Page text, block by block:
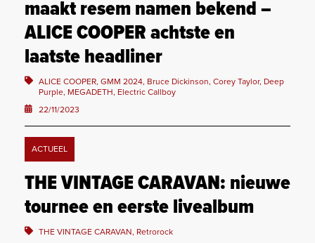
maakt resem namen bekend –
ALICE COOPER achtste en
laatste headliner
ALICE COOPER, GMM 2024, Bruce Dickinson, Corey Taylor, Deep
Purple, MEGADETH, Electric Callboy
22/11/2023
ACTUEEL
THE VINTAGE CARAVAN: nieuwe
tournee en eerste livealbum
THE VINTAGE CARAVAN, Retrorock